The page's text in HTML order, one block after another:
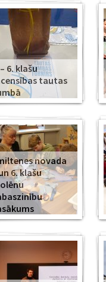
6. klašu
tautas
novada
6. klašu